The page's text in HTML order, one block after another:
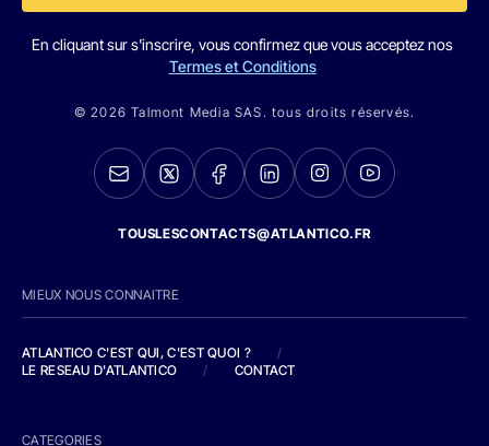
En cliquant sur s'inscrire, vous confirmez que vous acceptez nos
Termes et Conditions
© 2026 Talmont Media SAS. tous droits réservés.
TOUSLESCONTACTS@ATLANTICO.FR
MIEUX NOUS CONNAITRE
ATLANTICO C'EST QUI, C'EST QUOI ?
/
LE RESEAU D'ATLANTICO
/ CONTACT
CATEGORIES